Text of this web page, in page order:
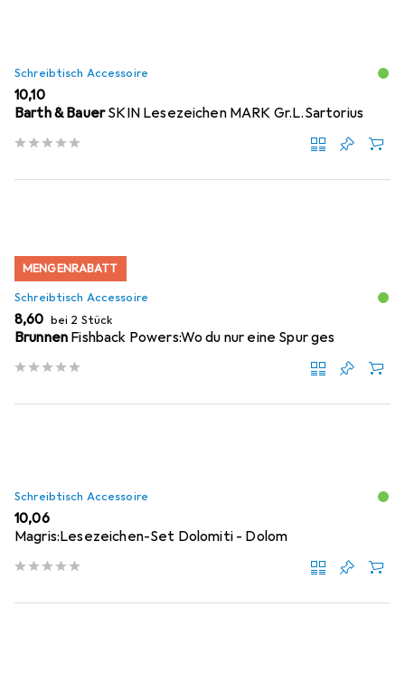
Schreibtisch Accessoire
EUR
10,10
Barth & BauerSKIN Lesezeichen MARK Gr.L.Sartorius
MENGENRABATT
Schreibtisch Accessoire
EUR
8,60 bei 2 Stück
Brunnen Fishback Powers:Wo du nur eine Spur ges
Schreibtisch Accessoire
EUR
10,06
Magris:Lesezeichen-Set Dolomiti - Dolom